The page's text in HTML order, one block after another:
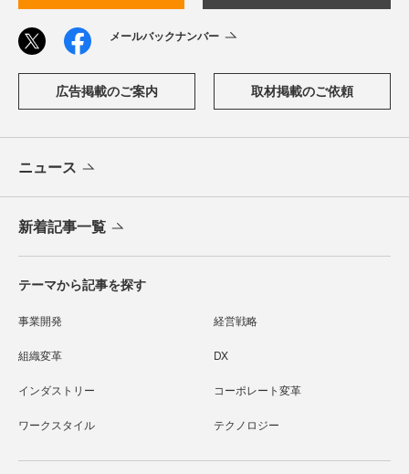
メールバックナンバー
広告掲載のご案内 取材掲載のご依頼
ニュース
新着記事一覧
テーマから記事を探す
事業開発 経営戦略
組織変革 DX
インダストリー コーポレート変革
ワークスタイル テクノロジー